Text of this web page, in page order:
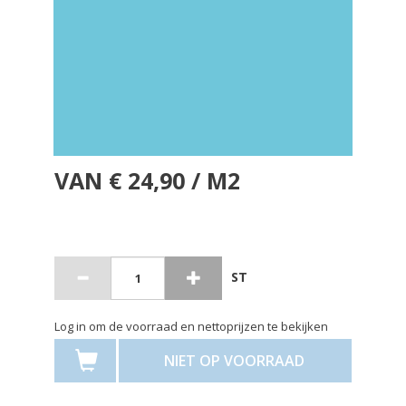
VAN € 24,90 / M2
ST
Log in om de voorraad en nettoprijzen te bekijken
NIET OP VOORRAAD